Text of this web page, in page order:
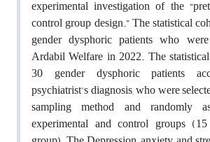
experimental investigation of the
control group design.” The statistical
gender dysphoric patients who
Ardabil Welfare in 2022. The
30 gender dysphoric patients
psychiatrist's diagnosis, who were
sampling method and randomly
experimental and control groups